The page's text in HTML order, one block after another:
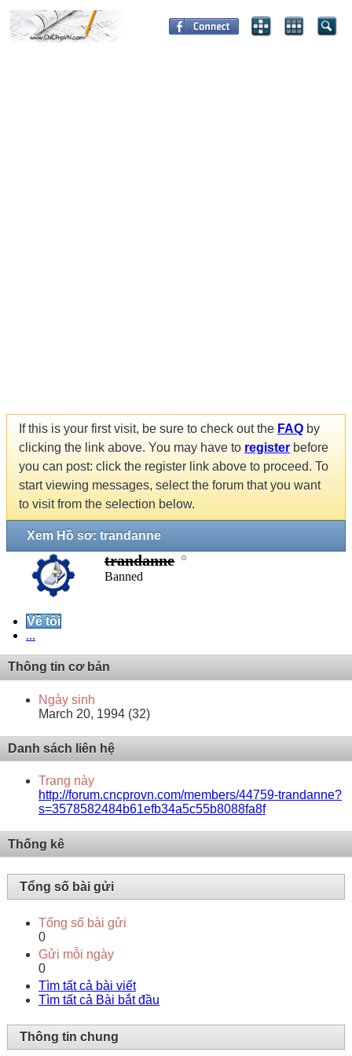
If this is your first visit, be sure to check out the FAQ by
clicking the link above. You may have to register before
you can post: click the register link above to proceed. To
start viewing messages, select the forum that you want
to visit from the selection below.
Xem Hồ sơ: trandanne
trandanne
Banned
Về tôi
...
Thông tin cơ bản
Ngày sinh
March 20, 1994 (32)
Danh sách liên hệ
Trang này
http://forum.cncprovn.com/members/44759-trandanne?
s=3578582484b61efb34a5c55b8088fa8f
Thống kê
Tổng số bài gửi
Tổng số bài gửi
0
Gửi mỗi ngày
0
Tìm tất cả bài viết
Tìm tất cả Bài bắt đầu
Thông tin chung